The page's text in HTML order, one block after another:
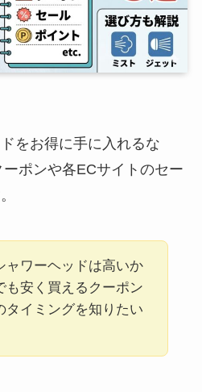
をお得に手に入れるな
ポンや各ECサイトのセー
ャワーヘッドは高いか
も安く買えるクーポン
タイミングを知りたい